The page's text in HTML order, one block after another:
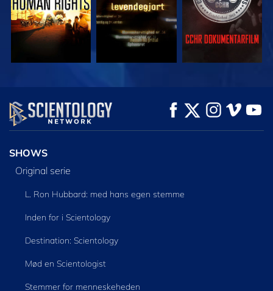
SE UDFORSK SERIEN
SHOWS
Original serie
L. Ron Hubbard: med hans egen stemme
Inden for i Scientology
Destination: Scientology
Mød en Scientologist
Stemmer for menneskeheden